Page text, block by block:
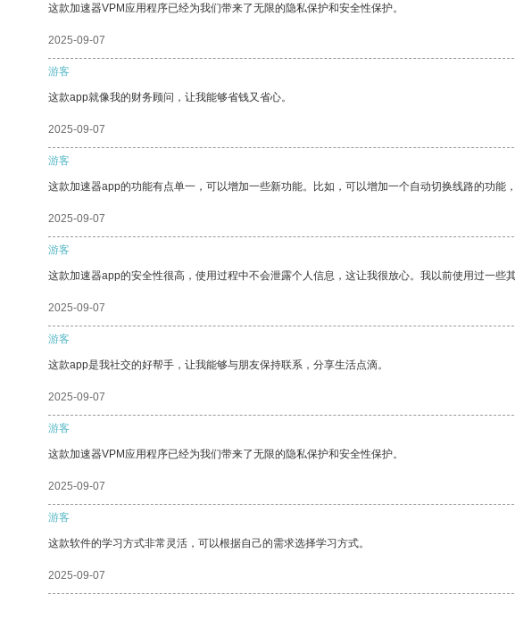
这款加速器VPM应用程序已经为我们带来了无限的隐私保护和安全性保护。
2025-09-07
游客
这款app就像我的财务顾问，让我能够省钱又省心。
2025-09-07
游客
这款加速器app的功能有点单一，可以增加一些新功能。比如，可以增加一个自动切换线路的功能
2025-09-07
游客
这款加速器app的安全性很高，使用过程中不会泄露个人信息，这让我很放心。我以前使用过一些
2025-09-07
游客
这款app是我社交的好帮手，让我能够与朋友保持联系，分享生活点滴。
2025-09-07
游客
这款加速器VPM应用程序已经为我们带来了无限的隐私保护和安全性保护。
2025-09-07
游客
这款软件的学习方式非常灵活，可以根据自己的需求选择学习方式。
2025-09-07